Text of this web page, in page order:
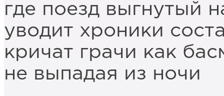
где поезд выгнутый
уводит хроники
кричат грачи как
не выпадая из ночи